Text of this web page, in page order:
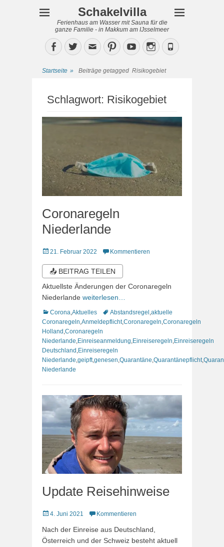
Schakelvilla
Ferienhaus am Wasser mit Sauna für die
ganze Familie - in Makkum am IJsselmeer
Facebook
TwitterEmailPinterestYouTubeInstagram
Phone
Startseite » Beiträge getagged Risikogebiet
Schlagwort: Risikogebiet
Coronaregeln
Niederlande
Veröffentlicht
21. Februar 2022 Kommentieren
📤 BEITRAG TEILEN
Aktuellste Änderungen der Coronaregeln
Niederlande weiterlesen…
Kategorien
Corona Aktuelles Schlagworte
Abstandsregel aktuelle
Coronaregeln Anmeldepflicht,Coronaregeln Coronaregeln
Holland Coronaregeln
Niederlande Einreiseanmeldung Einreiseregeln Einreiseregeln
Deutschland Einreiseregeln
Niederlande geipft,genesen Quarantäne Quarantänepflicht
Niederlande
Update Reisehinweise
Veröffentlicht
4. Juni 2021 Kommentieren
Nach der Einreise aus Deutschland,
Österreich und der Schweiz besteht aktuell